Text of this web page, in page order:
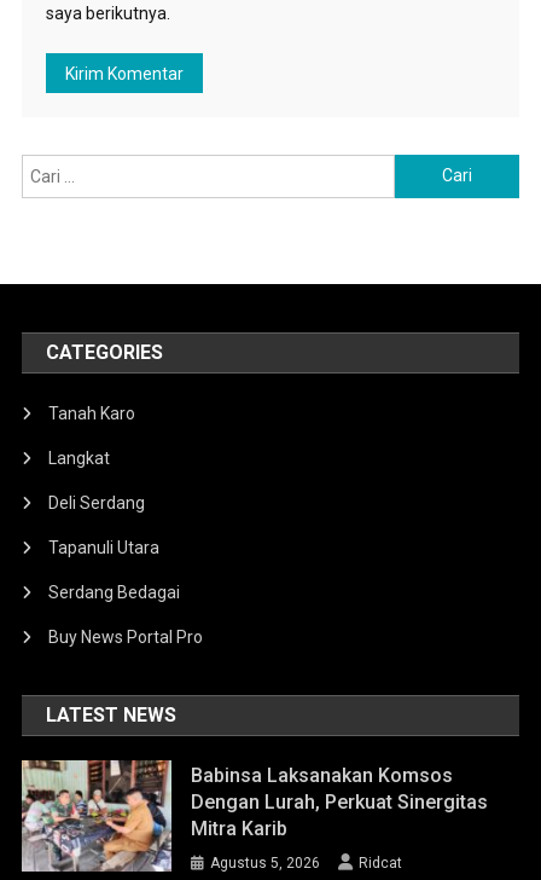
saya berikutnya.
untuk:
CATEGORIES
Tanah Karo
Langkat
Deli Serdang
Tapanuli Utara
Serdang Bedagai
Buy News Portal Pro
LATEST NEWS
Babinsa Laksanakan Komsos
Dengan Lurah, Perkuat Sinergitas
Mitra Karib
Agustus 5, 2026 Ridcat